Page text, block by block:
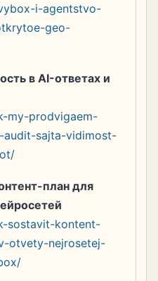
i-agentstvo-
geo-
в AI-ответах и
my-prodvigaem-
audit-sajta-vidimost-
план для
sostavit-kontent-
otvety-nejrosetej-